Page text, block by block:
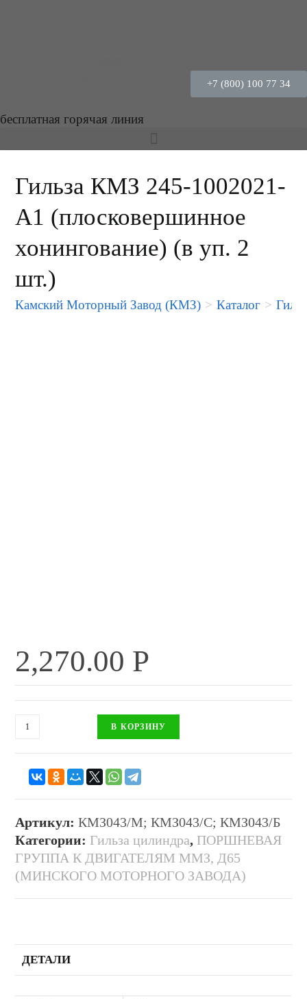
+7 (800) 100 77 34
бесплатная горячая линия
Гильза КМЗ 245-1002021-
А1 (плосковершинное
хонингование) (в уп. 2
шт.)
Камский Моторный Завод (КМЗ) > Каталог >
2,270.00 Р
В КОРЗИНУ
Артикул:КМЗ043/М; КМЗ043/С; КМЗ043/Б
Категории: Гильза цилиндра, ПОРШНЕВАЯ
ГРУППА К ДВИГАТЕЛЯМ ММЗ, Д65
(МИНСКОГО МОТОРНОГО ЗАВОДА)
ДЕТАЛИ